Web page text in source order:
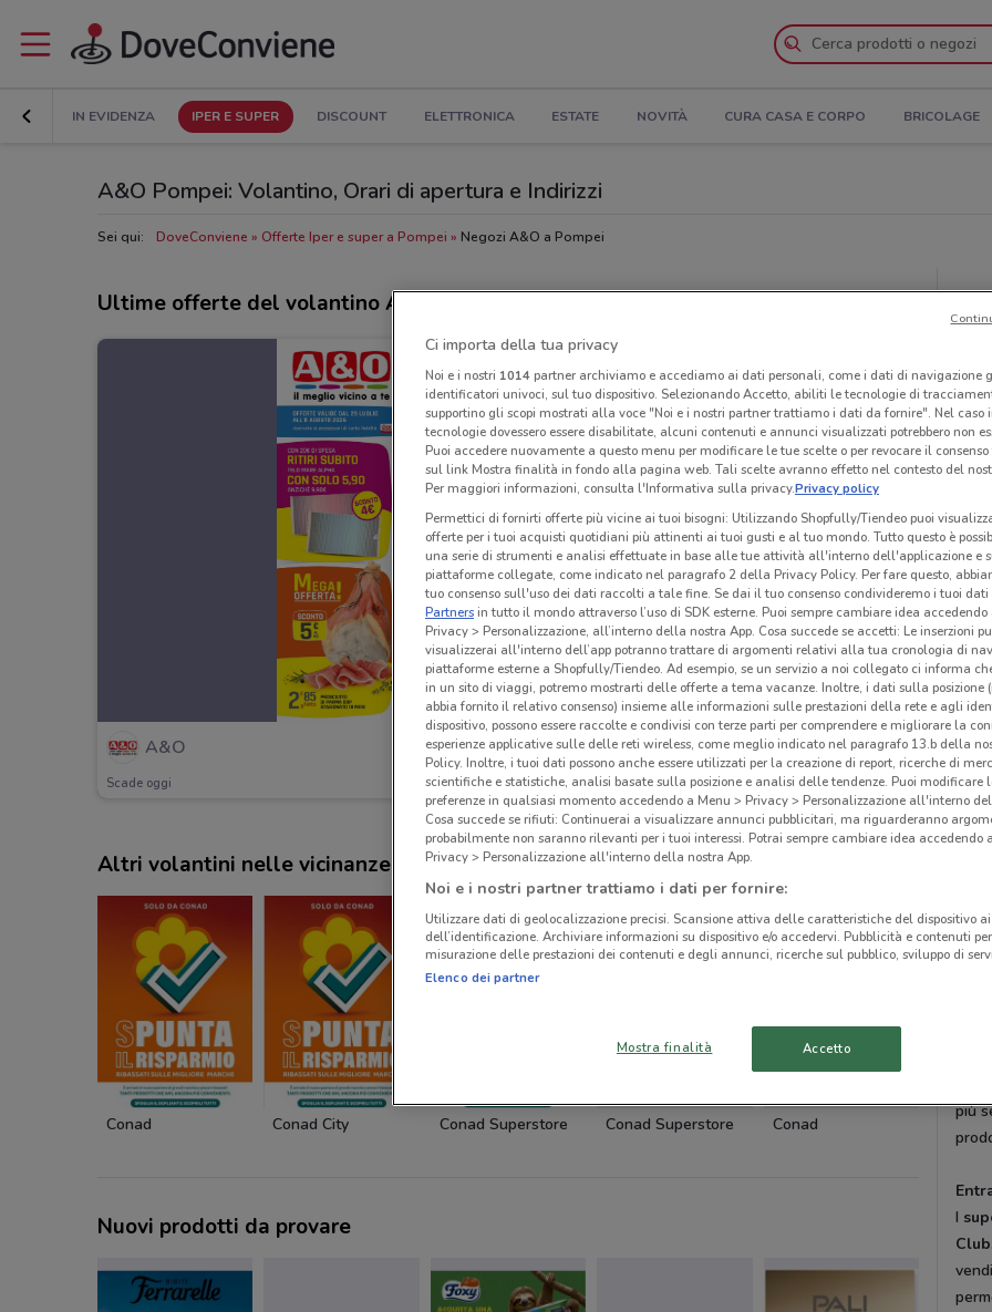
IN EVIDENZA IPER E SUPER DISCOUNT ELETTRONICA ESTATE NOVITÀ CURA CASA E CORPO BRICOLAGE
A&O Pompei: Volantino, Orari di apertura e Indirizzi
Sei qui: DoveConviene Offerte Iper e super a Pompei Negozi A&O a Pompei
Ultime offerte del volantino A&O
A&O
Scade oggi 5 km
Altri volantini nelle vicinanze
Conad Conad City Conad Superstore Conad Superstore Conad
Nuovi prodotti da provare
A&O
offre
per
più
I
Club
Ci importa della tua privacy
Noi e i nostri 1014partner archiviamo e accediamo ai dati personali, come i dati di navigazione
identificatori univoci, sul tuo dispositivo. Selezionando Accetto, abiliti le tecnologie di
supportino gli scopi mostrati alla voce "Noi e i nostri partner trattiamo i dati da fornire". Nel caso
tecnologie dovessero essere disabilitate, alcuni contenuti e annunci visualizzati potrebbero non
Puoi accedere nuovamente a questo menu per modificare le tue scelte o per revocare il
sul link Mostra finalità in fondo alla pagina web. Tali scelte avranno effetto nel contesto del
Per maggiori informazioni, consulta l'Informativa sulla privacy.Privacy policy
Permettici di fornirti offerte più vicine ai tuoi bisogni: Utilizzando Shopfully/Tiendeo puoi
offerte per i tuoi acquisti quotidiani più attinenti ai tuoi gusti e al tuo mondo. Tutto questo è
una serie di strumenti e analisi effettuate in base alle tue attività all'interno dell'applicazione e
piattaforme collegate, come indicato nel paragrafo 2 della Privacy Policy. Per fare questo,
tuo consenso sull'uso dei dati raccolti a tale fine. Se dai il tuo consenso condivideremo i tuoi dati
Partnersin tutto il mondo attraverso l’uso di SDK esterne. Puoi sempre cambiare idea accedendo
Privacy > Personalizzazione, all’interno della nostra App. Cosa succede se accetti: Le inserzioni
visualizzerai all'interno dell’app potranno trattare di argomenti relativi alla tua cronologia di
piattaforme esterne a Shopfully/Tiendeo. Ad esempio, se un servizio a noi collegato ci informa
in un sito di viaggi, potremo mostrarti delle offerte a tema vacanze. Inoltre, i dati sulla posizione
abbia fornito il relativo consenso) insieme alle informazioni sulle prestazioni della rete e agli
dispositivo, possono essere raccolte e condivisi con terze parti per comprendere e migliorare la
esperienze applicative sulle delle reti wireless, come meglio indicato nel paragrafo 13.b della
Policy. Inoltre, i tuoi dati possono anche essere utilizzati per la creazione di report, ricerche di
scientifiche e statistiche, analisi basate sulla posizione e analisi delle tendenze. Puoi modificare
preferenze in qualsiasi momento accedendo a Menu > Privacy > Personalizzazione all'interno
Cosa succede se rifiuti: Continuerai a visualizzare annunci pubblicitari, ma riguarderanno
probabilmente non saranno rilevanti per i tuoi interessi. Potrai sempre cambiare idea accedendo
Privacy > Personalizzazione all'interno della nostra App.
Noi e i nostri partner trattiamo i dati per fornire:
Utilizzare dati di geolocalizzazione precisi. Scansione attiva delle caratteristiche del dispositivo
dell’identificazione. Archiviare informazioni su dispositivo e/o accedervi. Pubblicità e contenuti
misurazione delle prestazioni dei contenuti e degli annunci, ricerche sul pubblico, sviluppo di
Elenco dei partner
Mostra finalità Accetto